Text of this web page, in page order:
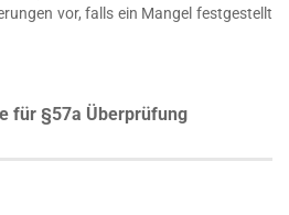
vor, falls ein Mangel festgestellt
für §57a Überprüfung